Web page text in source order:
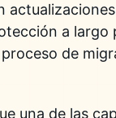
a largo
de
una de las